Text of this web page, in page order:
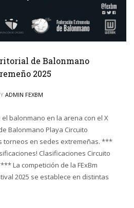
de Balonmano
2025
ADMIN FEXBM
balonmano en la arena con el X
Balonmano Playa Circuito
torneos en sedes extremeñas. ***
Clasificaciones Circuito
La competición de la FExBm
2025 se establece en distintas